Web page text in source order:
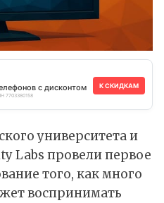
с дисконтом
7703380158
К СКИДКАМ
университета и
Labs провели первое
того, как много
воспринимать